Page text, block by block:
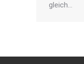
gleich…